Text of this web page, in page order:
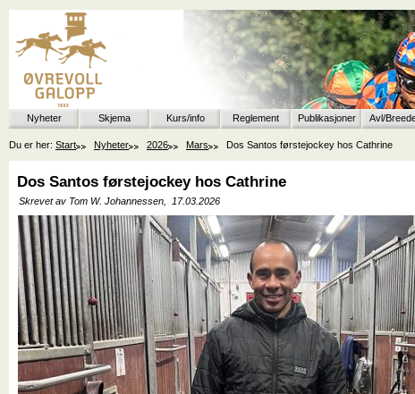
Nyheter Skjema Kurs/info Reglement Publikasjoner Avl/
Du er her: Start Nyheter 2026 Mars Dos Santos førstejockey hos Cathrine
Dos Santos førstejockey hos Cathrine
Skrevet av Tom W. Johannessen, 17.03.2026